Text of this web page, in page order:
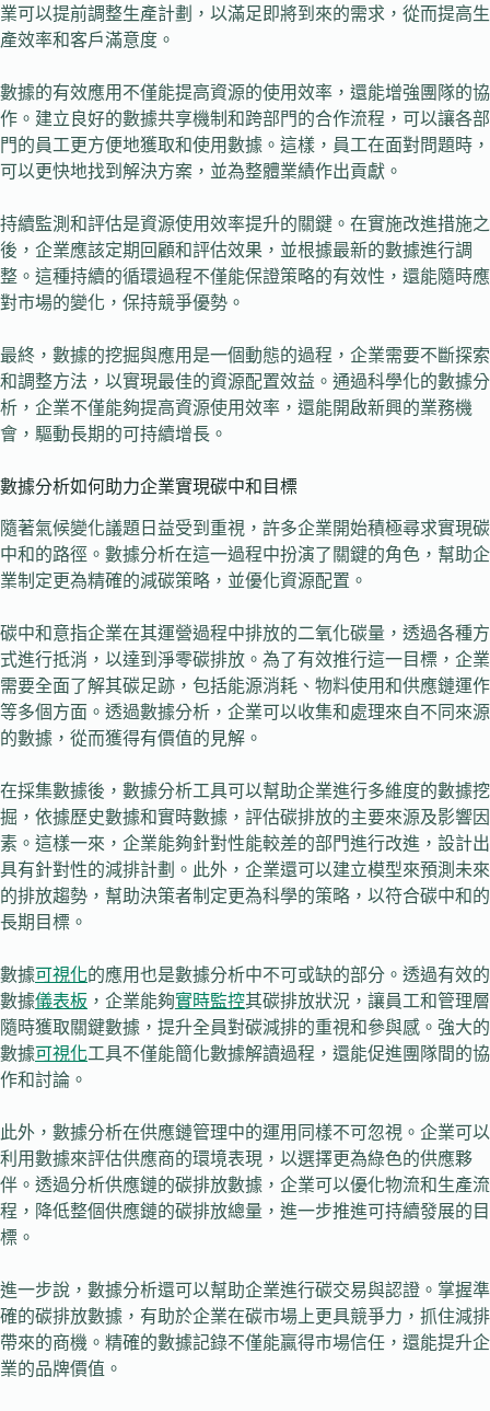
業可以提前調整生產計劃，以滿足即將到來的需求，從而提高生
產效率和客戶滿意度。
數據的有效應用不僅能提高資源的使用效率，還能增強團隊的協
作。建立良好的數據共享機制和跨部門的合作流程，可以讓各部
門的員工更方便地獲取和使用數據。這樣，員工在面對問題時，
可以更快地找到解決方案，並為整體業績作出貢獻。
持續監測和評估是資源使用效率提升的關鍵。在實施改進措施之
後，企業應該定期回顧和評估效果，並根據最新的數據進行調
整。這種持續的循環過程不僅能保證策略的有效性，還能隨時應
對市場的變化，保持競爭優勢。
最終，數據的挖掘與應用是一個動態的過程，企業需要不斷探索
和調整方法，以實現最佳的資源配置效益。通過科學化的數據分
析，企業不僅能夠提高資源使用效率，還能開啟新興的業務機
會，驅動長期的可持續增長。
數據分析如何助力企業實現碳中和目標
隨著氣候變化議題日益受到重視，許多企業開始積極尋求實現碳
中和的路徑。數據分析在這一過程中扮演了關鍵的角色，幫助企
業制定更為精確的減碳策略，並優化資源配置。
碳中和意指企業在其運營過程中排放的二氧化碳量，透過各種方
式進行抵消，以達到淨零碳排放。為了有效推行這一目標，企業
需要全面了解其碳足跡，包括能源消耗、物料使用和供應鏈運作
等多個方面。透過數據分析，企業可以收集和處理來自不同來源
的數據，從而獲得有價值的見解。
在採集數據後，數據分析工具可以幫助企業進行多維度的數據挖
掘，依據歷史數據和實時數據，評估碳排放的主要來源及影響因
素。這樣一來，企業能夠針對性能較差的部門進行改進，設計出
具有針對性的減排計劃。此外，企業還可以建立模型來預測未來
的排放趨勢，幫助決策者制定更為科學的策略，以符合碳中和的
長期目標。
數據可視化的應用也是數據分析中不可或缺的部分。透過有效的
數據儀表板 ，企業能夠實時監控其碳排放狀況，讓員工和管理層
隨時獲取關鍵數據，提升全員對碳減排的重視和參與感。強大的
數據可視化工具不僅能簡化數據解讀過程，還能促進團隊間的協
作和討論。
此外，數據分析在供應鏈管理中的運用同樣不可忽視。企業可以
利用數據來評估供應商的環境表現，以選擇更為綠色的供應夥
伴。透過分析供應鏈的碳排放數據，企業可以優化物流和生產流
程，降低整個供應鏈的碳排放總量，進一步推進可持續發展的目
標。
進一步說，數據分析還可以幫助企業進行碳交易與認證。掌握準
確的碳排放數據，有助於企業在碳市場上更具競爭力，抓住減排
帶來的商機。精確的數據記錄不僅能贏得市場信任，還能提升企
業的品牌價值。